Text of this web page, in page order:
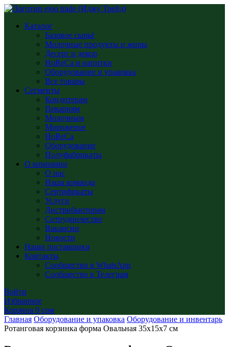
Каталог
Базовое сырьё
Молочные продукты и жиры
Десерт и декор
HoReCa и напитки
Оборудование и упаковка
Все товары
Сегменты
Кондитерам
Пекарням
Молочным
Мороженое
HoReCa
Оборудование
Полуфабрикаты
О компании
О нас
Наша команда
Сертификаты
Услуги
Дистрибьюторам
Сотрудничество
Вакансии
Новости
Наши поставщики
Контакты
Сообщество в WhatsApp
Сообщество в Телеграм
Войти
Избранное
Корзина 0 сом
Главная Оборудование и упаковка Оборудование и инвентарь
Ротанговая корзинка форма Овальная 35х15х7 см